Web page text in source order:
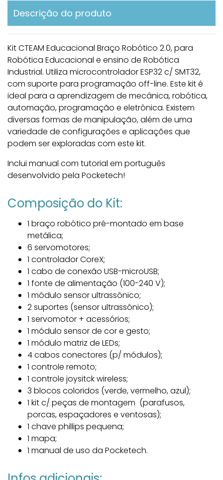
Descrição do produto
Kit CTEAM Educacional Braço Robótico 2.0, para
Robótica Educacional e ensino de Robótica
Industrial. Utiliza microcontrolador ESP32 c/ SMT32,
com suporte para programação off-line. Este kit é
ideal para a aprendizagem de mecânica, robótica,
automação, programação e eletrônica. Existem
diversas formas de manipulação, além de uma
variedade de configurações e aplicações que
podem ser exploradas com este kit.
Inclui manual com tutorial em português
desenvolvido pela Pocketech!
Composição do Kit:
1 braço robótico pré-montado em base
metálica;
6 servomotores;
1 controlador CoreX;
1 cabo de conexão USB-microUSB;
1 fonte de alimentação (100-240 V);
1 módulo sensor ultrassônico;
2 suportes (sensor ultrassônico);
1 servomotor + acessórios;
1 módulo sensor de cor e gesto;
1 módulo matriz de LEDs;
4 cabos conectores (p/ módulos);
1 controle remoto;
1 controle joysitck wireless;
3 blocos coloridos (verde, vermelho, azul);
1 kit c/ peças de montagem (parafusos,
porcas, espaçadores e ventosas);
1 chave phillips pequena;
1 mapa;
1 manual de uso da Pocketech.